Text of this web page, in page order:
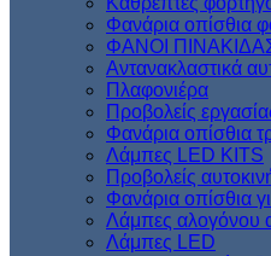
Φανάρια οπίσθια
ΦΑΝΟΙ
Aντανακλαστικά
Πλαφονιέρα
Προβολείς
Φανάρια οπίσθια
Λάμπες LED KITS
Προβολείς
Φανάρια οπίσθια
Λάμπες αλογόνου
Λάμπες LED